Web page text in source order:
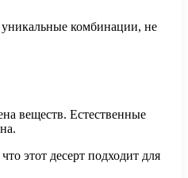
уникальные комбинации, не
веществ. Естественные
этот десерт подходит для